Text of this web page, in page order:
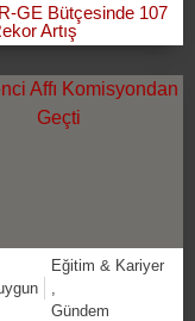
GE Bütçesinde 107
Artış
Eğitim & Kariyer
Gündem